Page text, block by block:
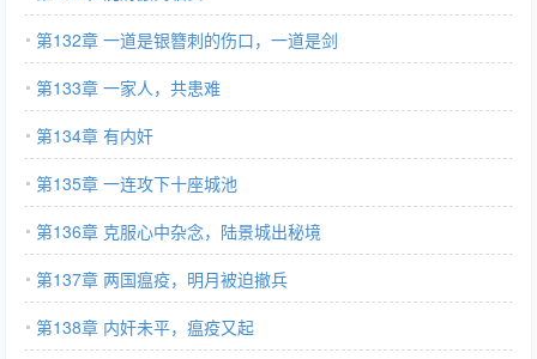
第132章 一道是银簪刺的伤口，一道是剑
第133章 一家人，共患难
第134章 有内奸
第135章 一连攻下十座城池
第136章 克服心中杂念，陆景城出秘境
第137章 两国瘟疫，明月被迫撤兵
第138章 内奸未平，瘟疫又起